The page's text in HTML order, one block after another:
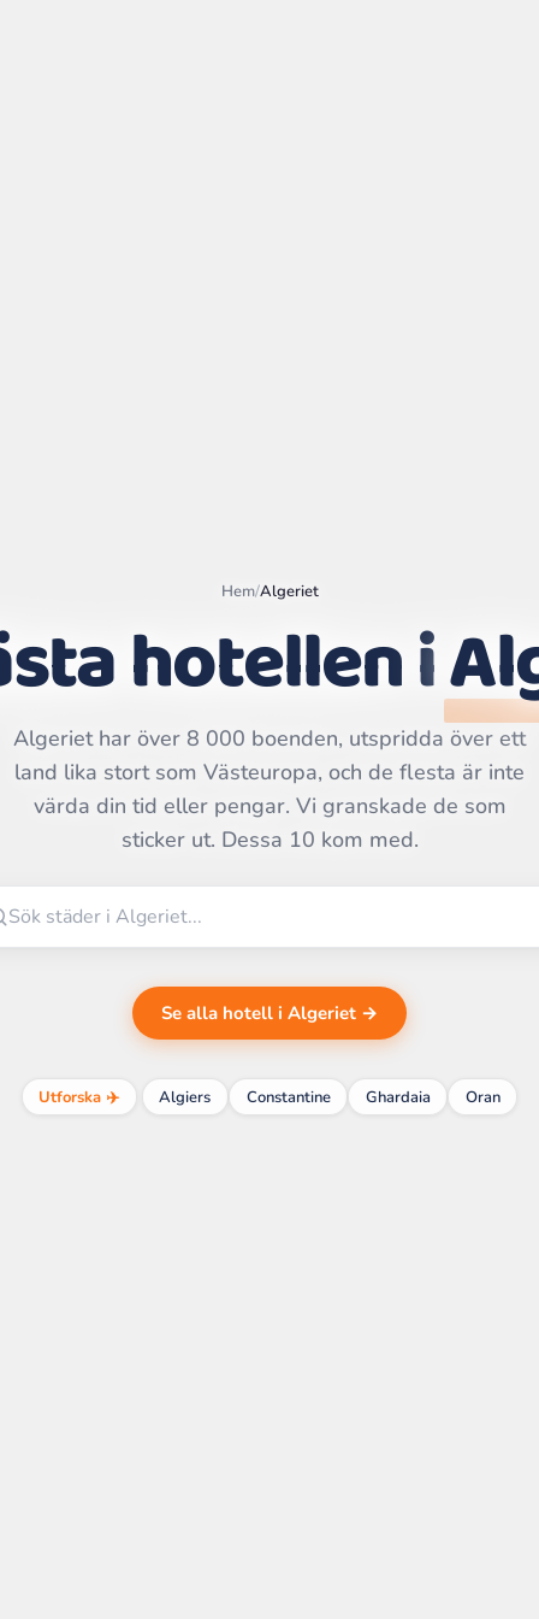
Leaflet
©
OpenStreetMap
CARTO
Hem/Algeriet
hotellen i
Algeriet har över 8 000 boenden, utspridda över ett
land lika stort som Västeuropa, och de flesta är inte
värda din tid eller pengar. Vi granskade de som
sticker ut. Dessa 10 kom med.
Se alla hotell i Algeriet →
Utforska ✈️ Algiers Constantine Ghardaia Oran